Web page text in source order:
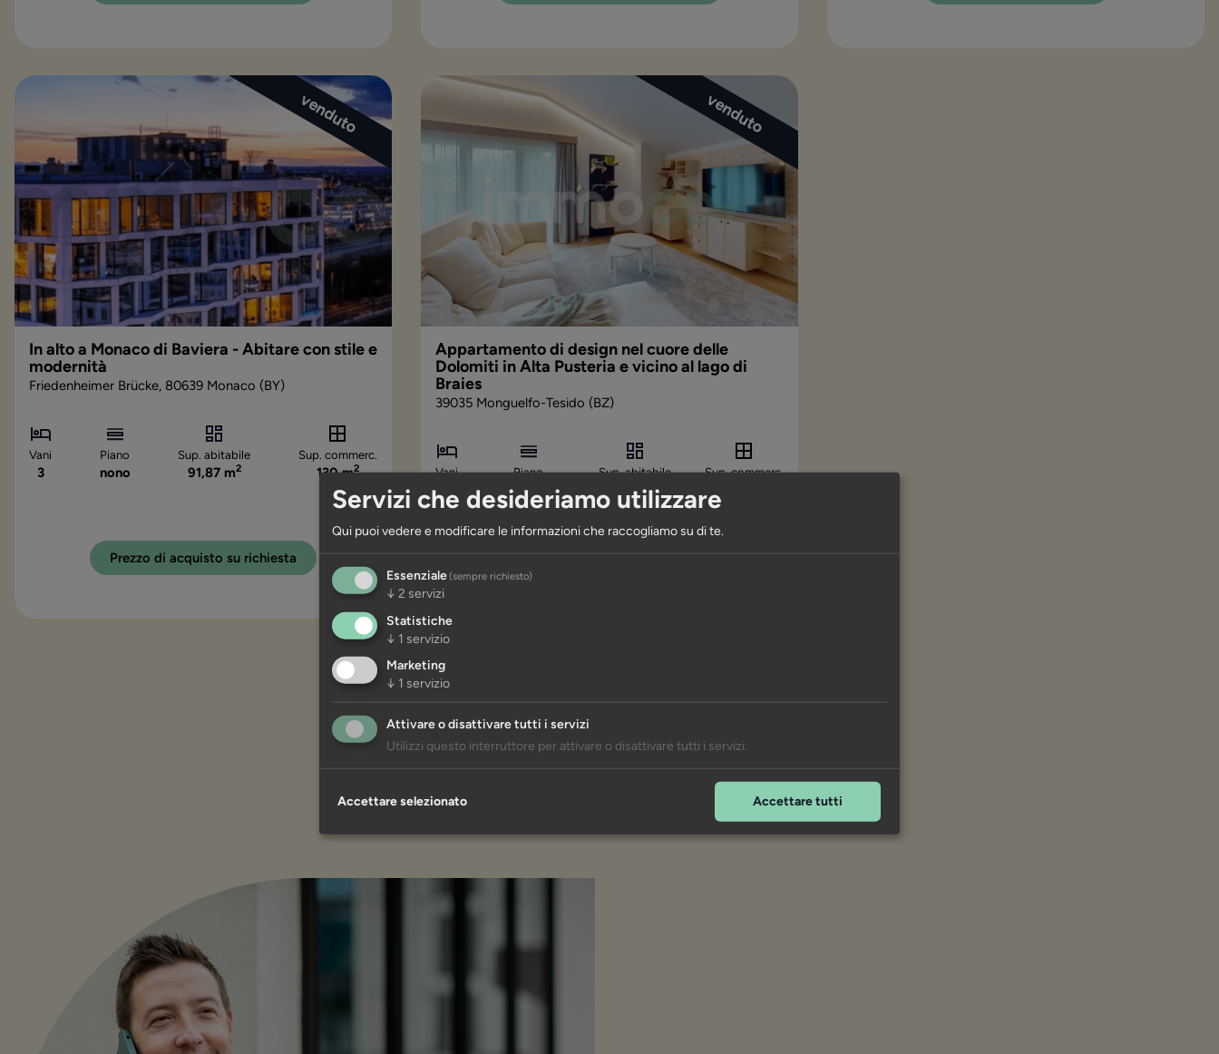
venduto
In alto a Monaco di Baviera - Abitare con stile e
modernità
Friedenheimer Brücke, 80639 Monaco (BY)
Vani
3
Piano
nono
Sup. abitabile
91,87 m2
Sup. commerc.
130 m2
Prezzo di acquisto su richiesta
venduto
Appartamento di design nel cuore delle
Dolomiti in Alta Pusteria e vicino al lago di
Braies
39035 Monguelfo-Tesido (BZ)
Vani Piano
mansardato
Sup. abitabile
93,8 m
Sup. commerc.
Prezzo di acquisto su richiesta
Servizi che desideriamo utilizzare
Qui puoi vedere e modificare le informazioni che raccogliamo su di te.
Essenziale(sempre richiesto)
↓ 2 servizi
Statistiche
↓ 1 servizio
Marketing
↓ 1 servizio
Attivare o disattivare tutti i servizi
Utilizzi questo interruttore per attivare o disattivare tutti i servizi.
Accettare selezionato Accettare tutti